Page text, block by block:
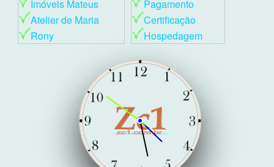
Imóveis Mateus
Atelier de Maria
Rony
Pagamento
Certificação
Hospedagem